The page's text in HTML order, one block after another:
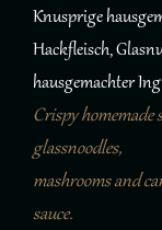
Knusprige
Hackfleisch,
hausgemachter
Crispy
glassnoodles,
mashrooms and
sauce.